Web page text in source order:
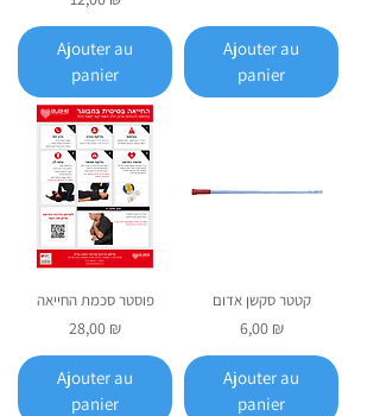
Ajouter au
panier
Ajouter au
panier
פוסטר סכמת החייאה
Prix
28,00 ₪
Ajouter au
panier
קטטר סקשן אדום
Prix
6,00 ₪
Ajouter au
panier